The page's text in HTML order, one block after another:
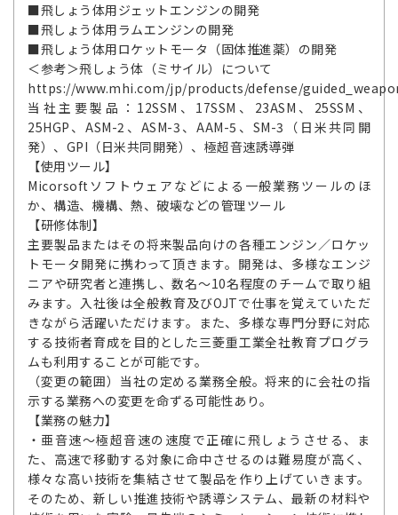
■飛しょう体用ジェットエンジンの開発
■飛しょう体用ラムエンジンの開発
■飛しょう体用ロケットモータ（固体推進薬）の開発
＜参考＞飛しょう体（ミサイル）について
https://www.mhi.com/jp/products/defense/
当社主要製品：12SSM、17SSM、23ASM、25SSM、
25HGP、ASM-2、ASM-3、AAM-5、SM-3（日米共同開
発）、GPI（日米共同開発）、極超音速誘導弾
【使用ツール】
Micorsoftソフトウェアなどによる一般業務ツールのほ
か、構造、機構、熱、破壊などの管理ツール
【研修体制】
主要製品またはその将来製品向けの各種エンジン／ロケッ
トモータ開発に携わって頂きます。開発は、多様なエンジ
ニアや研究者と連携し、数名～10名程度のチームで取り組
みます。入社後は全般教育及びOJTで仕事を覚えていただ
きながら活躍いただけます。また、多様な専門分野に対応
する技術者育成を目的とした三菱重工業全社教育プログラ
ムも利用することが可能です。
（変更の範囲）当社の定める業務全般。将来的に会社の指
示する業務への変更を命ずる可能性あり。
【業務の魅力】
・亜音速～極超音速の速度で正確に飛しょうさせる、ま
た、高速で移動する対象に命中させるのは難易度が高く、
様々な高い技術を集結させて製品を作り上げていきます。
そのため、新しい推進技術や誘導システム、最新の材料や